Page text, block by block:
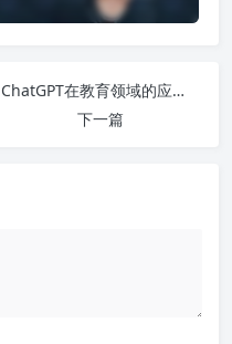
ChatGPT在教育领域的应用正逐渐改变着学习方式
下一篇